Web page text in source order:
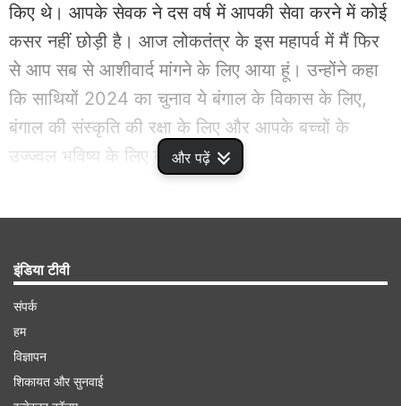
और पढ़ें
किए थे। आपके सेवक ने दस वर्ष में आपकी सेवा करने में कोई
कसर नहीं छोड़ी है। आज लोकतंत्र के इस महापर्व में मैं फिर
से आप सब से आशीवार्द मांगने के लिए आया हूं। उन्होंने कहा
कि साथियों 2024 का चुनाव ये बंगाल के विकास के लिए,
बंगाल की संस्कृति की रक्षा के लिए और आपके बच्चों के
उज्ज्वल भविष्य के लिए बहुत अहम है।
इंडिया टीवी
संपर्क
हम
विज्ञापन
शिकायत और सुनवाई